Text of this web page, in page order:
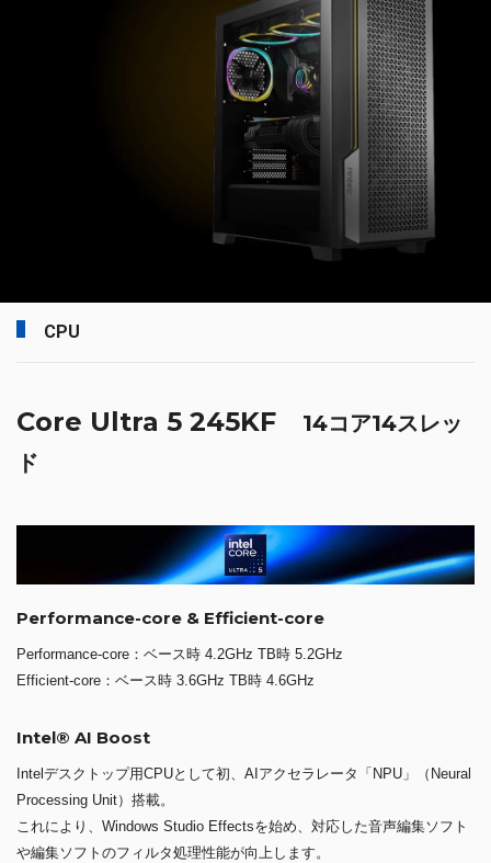
CPU
Core Ultra 5 245KF
14コア14スレッ
ド
Performance-core & Efficient-core
Performance-core：ベース時 4.2GHz TB時 5.2GHz
Efficient-core：ベース時 3.6GHz TB時 4.6GHz
Intel® AI Boost
Intelデスクトップ用CPUとして初、AIアクセラレータ「NPU」（Neural
Processing Unit）搭載。
これにより、Windows Studio Effectsを始め、対応した音声編集ソフト
や編集ソフトのフィルタ処理性能が向上します。